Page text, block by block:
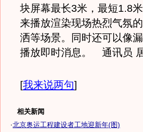
块屏幕最长3米，最短1.8
来播放渲染现场热烈气氛
洒等场景。同时还可以像
播放即时消息。 通讯员
[我来说两句]
相关新闻
·北京奥运工程建设者工地迎新年(图)